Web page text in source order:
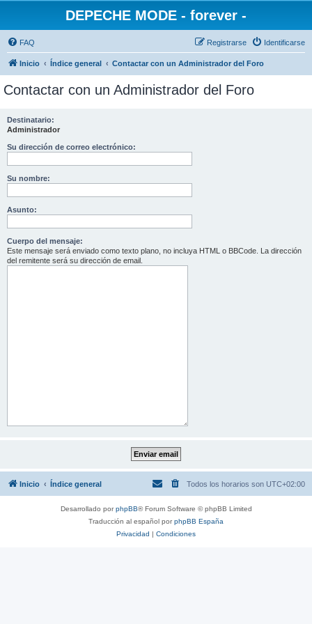
DEPECHE MODE - forever -
FAQ Identificarse
Registrarse
Inicio Índice general Contactar con un Administrador del Foro
Contactar con un Administrador del Foro
Destinatario:
Administrador
Su dirección de correo electrónico:
Su nombre:
Asunto:
Cuerpo del mensaje:
Este mensaje será enviado como texto plano, no incluya HTML o BBCode. La dirección
del remitente será su dirección de email.
Inicio Índice general Todos los horarios son UTC+02:00
Desarrollado porphpBB® Forum Software © phpBB Limited
Traducción al español porphpBB España
Privacidad | Condiciones